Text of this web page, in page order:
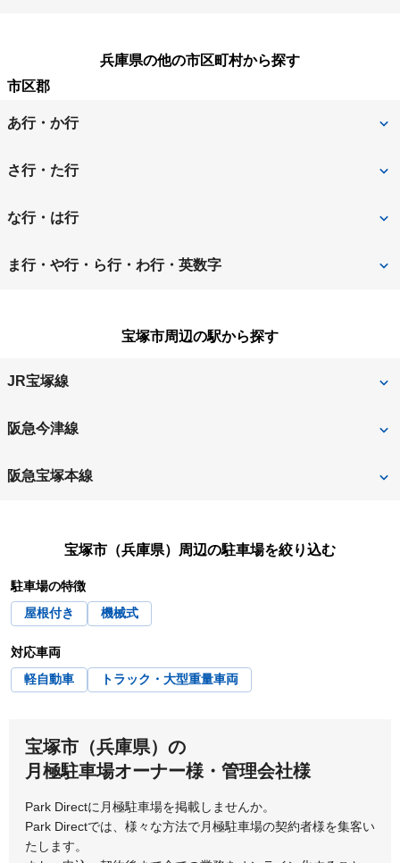
兵庫県の他の市区町村から探す
市区郡
あ行・か行
相生市
赤穂郡上郡町
揖保郡太子町
小野市
神戸市
神戸市須磨区
神戸市中央区
神戸市東灘区
さ行・た行
三田市
洲本市 高砂市
丹波市
豊岡市
な行・は行
西宮市 西脇市
ま行・や行・ら行・わ行・英数字
宝塚市周辺の駅から探す
JR宝塚線
中山寺
武田尾
阪急今津線
宝塚
阪急宝塚本線
山本
清荒神
宝塚市（兵庫県） 周辺の駐車場を絞り込む
駐車場の特徴
屋根付き
機械式
対応車両
軽自動車
トラック・大型重量車両
宝塚市（兵庫県）の
月極駐車場オーナー様・管理会社様
Park Directに月極駐車場を掲載しませんか。
Park Directでは、様々な方法で月極駐車場の契約者様を集客い
たします。